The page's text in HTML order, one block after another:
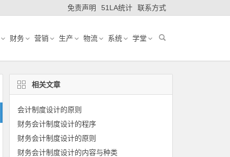
免责声明 51LA统计 联系方式
财务 营销 生产 物流 系统 学堂
相关文章
会计制度设计的原则
财务会计制度设计的程序
财务会计制度设计的原则
财务会计制度设计的内容与种类